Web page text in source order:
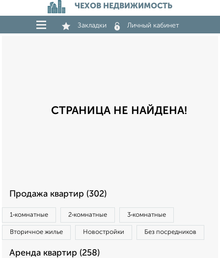
ЧЕХОВ НЕДВИЖИМОСТЬ
Закладки Личный кабинет
СТРАНИЦА НЕ НАЙДЕНА!
Продажа квартир (302)
1‑комнатные 2‑комнатные 3‑комнатные
Вторичное жилье Новостройки Без посредников
Аренда квартир (258)